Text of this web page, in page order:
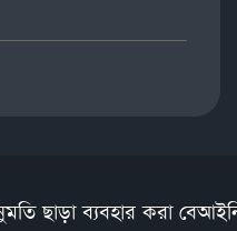
ছাড়া ব্যবহার করা